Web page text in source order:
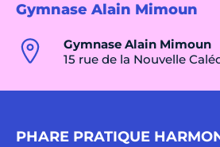
Gymnase Alain Mimoun
Gymnase Alain Mimoun
15 rue de la Nouvelle
PHARE PRATIQUE